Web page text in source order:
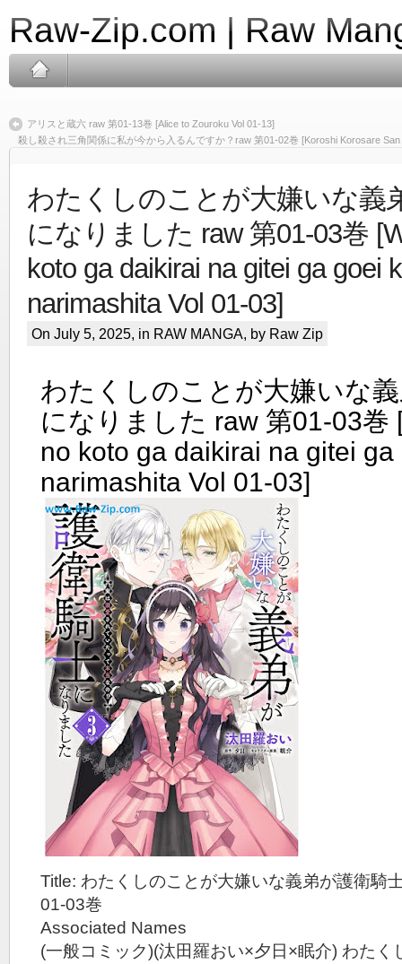
Raw-Zip.com | Raw
アリスと蔵六 raw 第01-13巻 [Alice to Zouroku Vol 01-13]
殺し殺され三角関係に私が今から入るんですか？raw 第01-02巻 [Koroshi Korosare
わたくしのことが大嫌いな義
になりました raw 第01-03巻
koto ga daikirai na gitei ga goei
narimashita Vol 01-03]
On July 5, 2025, in RAW MANGA, by Raw Zip
わたくしのことが大嫌いな
になりました raw 第01-03巻
no koto ga daikirai na gitei
narimashita Vol 01-03]
Title: わたくしのことが大嫌いな義弟が護衛騎
01-03巻
Associated Names
(一般コミック)(汰田羅おい×夕日×眠介) わたく